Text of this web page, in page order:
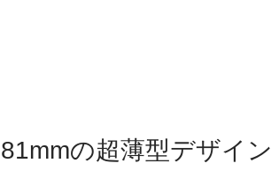
81mmの超薄型デザイン